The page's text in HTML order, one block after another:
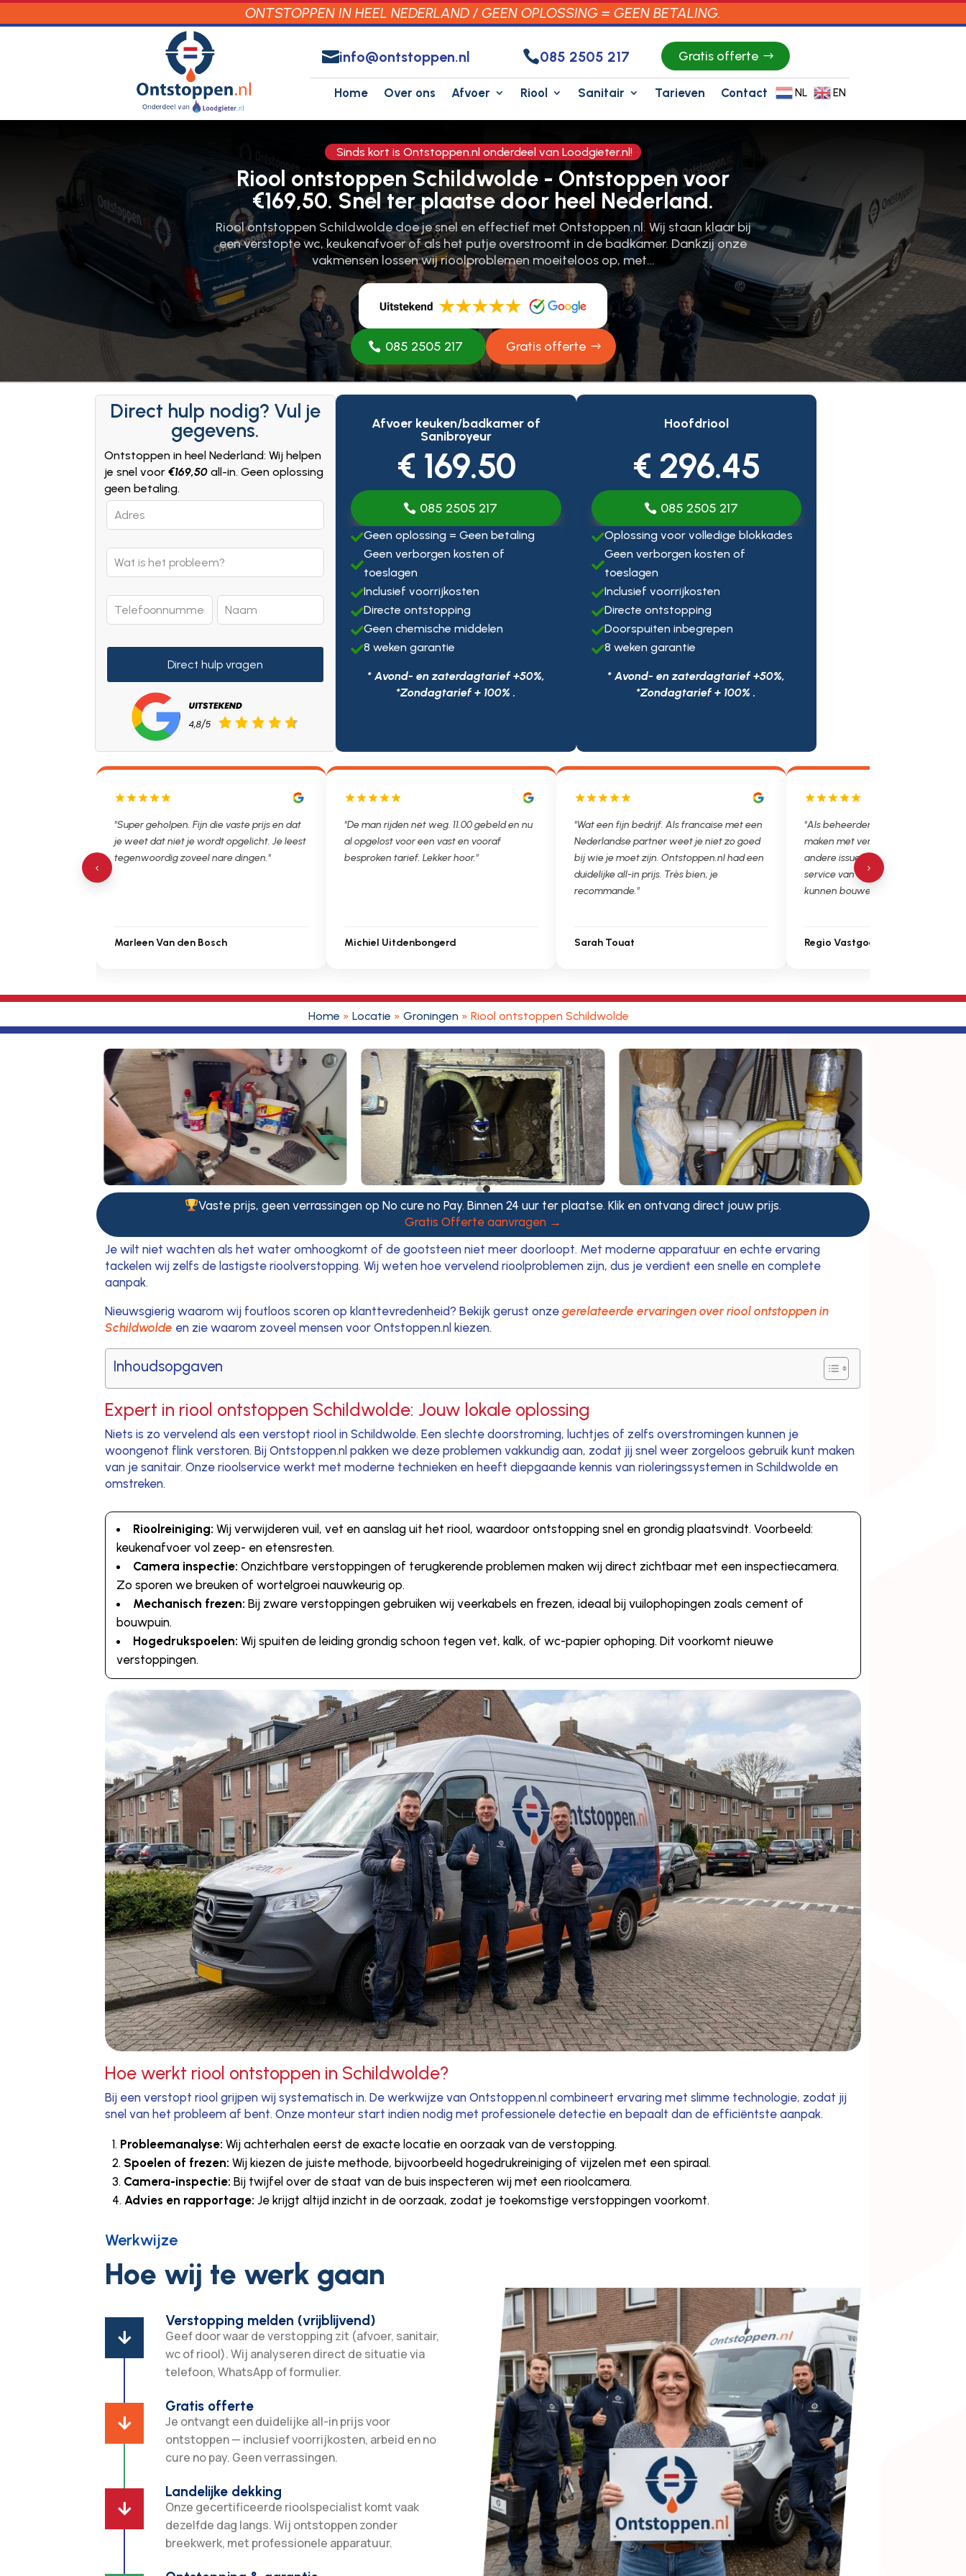
ONTSTOPPEN IN HEEL NEDERLAND / GEEN OPLOSSING = GEEN BETALING.
info@ontstoppen.nl 085 2505 217 Gratis offerte
Home Over ons Afvoer Riool Sanitair Tarieven Contact NL EN
Sinds kort is Ontstoppen.nl onderdeel van Loodgieter.nl!
Riool ontstoppen Schildwolde - Ontstoppen voor
€169,50. Snel ter plaatse door heel Nederland.
Riool ontstoppen Schildwolde doe je snel en effectief met Ontstoppen.​nl.​ Wij staan klaar bij
een verstopte wc, keukenafvoer of als het putje overstroomt in de badkamer.​ Dankzij onze
vakmensen lossen wij rioolproblemen moeiteloos op, met…
085 2505 217 Gratis offerte
Direct hulp nodig? Vul je
gegevens.
Ontstoppen in heel Nederland: Wij helpen
je snel voor €169,50 all-in. Geen oplossing
geen betaling.
Leave
this
blank
Direct hulp vragen
Afvoer keuken/badkamer of
Sanibroyeur
€ 169.50
085 2505 217
Geen oplossing = Geen betaling

Geen verborgen kosten of
toeslagen
Inclusief voorrijkosten
Directe ontstopping
Geen chemische middelen
8 weken garantie
* Avond- en zaterdagtarief +50%,
*Zondagtarief + 100% .
Hoofdriool
€ 296.45
085 2505 217
Oplossing voor volledige blokkades

Geen verborgen kosten of
toeslagen
Inclusief voorrijkosten
Directe ontstopping
Doorspuiten inbegrepen
8 weken garantie
* Avond- en zaterdagtarief +50%,
*Zondagtarief + 100% .
"Super geholpen. Fijn die vaste prijs en dat
je weet dat niet je wordt opgelicht. Je leest
tegenwoordig zoveel nare dingen."
Marleen Van den Bosch
"De man rijden net weg. 11.00 gebeld en nu
al opgelost voor een vast en vooraf
besproken tarief. Lekker hoor."
Michiel Uitdenbongerd
"Wat een fijn bedrijf. Als francaise met een
Nederlandse partner weet je niet zo goed
bij wie je moet zijn. Ontstoppen.nl had een
duidelijke all-in prijs. Très bien, je
recommande."
Sarah Touat
"Als beheerder hebben we helaas
maken met verstoppingen,
andere issues. Het is super fijn dat
service van Ontstoppen.nl en
kunnen bouwen. Ga zo door!"
Regio Vastgoedbeheer
‹ ›
Home » Locatie » Groningen » Riool ontstoppen Schildwolde
4 5
Vaste prijs, geen verrassingen op No cure no Pay. Binnen 24 uur ter plaatse. Klik en ontvang direct jouw prijs.
Gratis Offerte aanvragen →
Je wilt niet wachten als het water omhoogkomt of de gootsteen niet meer doorloopt. Met moderne apparatuur en echte ervaring
tackelen wij zelfs de lastigste rioolverstopping. Wij weten hoe vervelend rioolproblemen zijn, dus je verdient een snelle en complete
aanpak.
Nieuwsgierig waarom wij foutloos scoren op klanttevredenheid? Bekijk gerust onzegerelateerde ervaringen over riool ontstoppen in
Schildwolde en zie waarom zoveel mensen voor Ontstoppen.nl kiezen.
Inhoudsopgaven
Expert in riool ontstoppen Schildwolde: Jouw lokale oplossing
Niets is zo vervelend als een verstopt riool in Schildwolde. Een slechte doorstroming, luchtjes of zelfs overstromingen kunnen je
woongenot flink verstoren. Bij Ontstoppen.nl pakken we deze problemen vakkundig aan, zodat jij snel weer zorgeloos gebruik kunt maken
van je sanitair. Onze rioolservice werkt met moderne technieken en heeft diepgaande kennis van rioleringssystemen in Schildwolde en
omstreken.
Rioolreiniging: Wij verwijderen vuil, vet en aanslag uit het riool, waardoor ontstopping snel en grondig plaatsvindt. Voorbeeld:
keukenafvoer vol zeep- en etensresten.
Camera inspectie: Onzichtbare verstoppingen of terugkerende problemen maken wij direct zichtbaar met een inspectiecamera.
Zo sporen we breuken of wortelgroei nauwkeurig op.
Mechanisch frezen: Bij zware verstoppingen gebruiken wij veerkabels en frezen, ideaal bij vuilophopingen zoals cement of
bouwpuin.
Hogedrukspoelen: Wij spuiten de leiding grondig schoon tegen vet, kalk, of wc-papier ophoping. Dit voorkomt nieuwe
verstoppingen.
Hoe werkt riool ontstoppen in Schildwolde?
Bij een verstopt riool grijpen wij systematisch in. De werkwijze van Ontstoppen.nl combineert ervaring met slimme technologie, zodat jij
snel van het probleem af bent. Onze monteur start indien nodig met professionele detectie en bepaalt dan de efficiëntste aanpak.
Probleemanalyse: Wij achterhalen eerst de exacte locatie en oorzaak van de verstopping.
Spoelen of frezen: Wij kiezen de juiste methode, bijvoorbeeld hogedrukreiniging of vijzelen met een spiraal.
Camera-inspectie: Bij twijfel over de staat van de buis inspecteren wij met een rioolcamera.
Advies en rapportage: Je krijgt altijd inzicht in de oorzaak, zodat je toekomstige verstoppingen voorkomt.
Werkwijze
Hoe wij te werk gaan

Verstopping melden (vrijblijvend)
Geef door waar de verstopping zit (afvoer, sanitair,
wc of riool). Wij analyseren direct de situatie via
telefoon, WhatsApp of formulier.

Gratis offerte
Je ontvangt een duidelijke all-in prijs voor
ontstoppen — inclusief voorrijkosten, arbeid en no
cure no pay. Geen verrassingen.

Landelijke dekking
Onze gecertificeerde rioolspecialist komt vaak
dezelfde dag langs. Wij ontstoppen zonder
breekwerk, met professionele apparatuur.